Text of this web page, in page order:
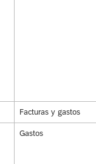
Facturas y gastos
Gastos